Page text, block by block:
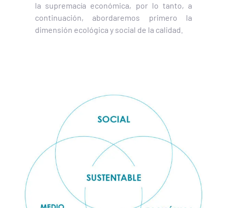
la supremacía económica, por lo tanto, a
continuación, abordaremos primero la
dimensión ecológica y social de la calidad.